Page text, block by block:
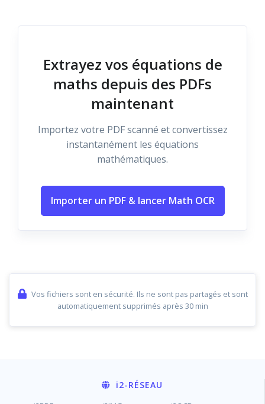
Extrayez vos équations de
maths depuis des PDFs
maintenant
Importez votre PDF scanné et convertissez
instantanément les équations
mathématiques.
Importer un PDF & lancer Math OCR
Vos fichiers sont en sécurité. Ils ne sont pas partagés et sont
automatiquement supprimés après 30 min
i2-RÉSEAU